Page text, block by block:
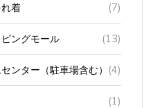
着 (7)
ングモール (13)
ンター（駐車場含む） (4)
(1)